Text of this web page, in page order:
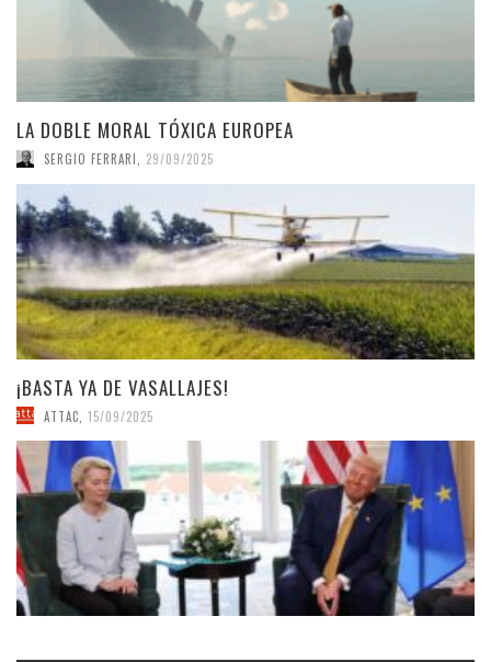
LA DOBLE MORAL TÓXICA EUROPEA
SERGIO FERRARI 29/09/2025
¡BASTA YA DE VASALLAJES!
ATTAC 15/09/2025